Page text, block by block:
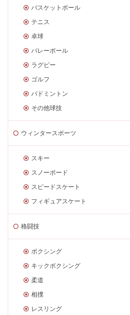
バスケットボール
テニス
卓球
バレーボール
ラグビー
ゴルフ
バドミントン
その他球技
ウィンタースポーツ
スキー
スノーボード
スピードスケート
フィギュアスケート
格闘技
ボクシング
キックボクシング
柔道
相撲
レスリング